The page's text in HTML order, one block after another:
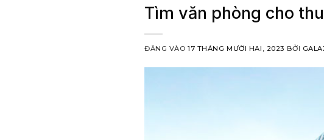
Tìm văn phòng cho
ĐĂNG VÀO17 THÁNG MƯỜI HAI, 2023 BỞI